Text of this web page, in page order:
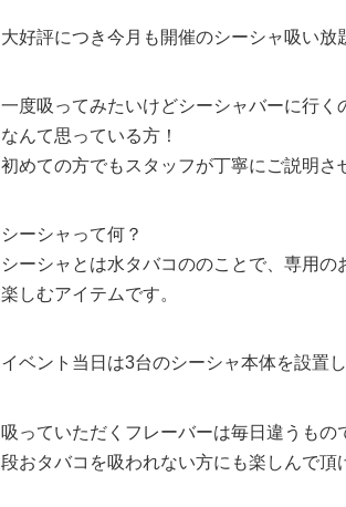
大好評につき今月も開催のシーシャ吸い放
一度吸ってみたいけどシーシャバーに行く
なんて思っている方！
初めての方でもスタッフが丁寧にご説明
シーシャって何？
シーシャとは水タバコののことで、専用
楽しむアイテムです。
イベント当日は3台のシーシャ本体を設置
吸っていただくフレーバーは毎日違うも
段おタバコを吸われない方にも楽しんで